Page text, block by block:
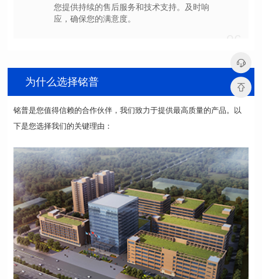
应，确保您的满意度。
为什么选择铭普
下是您选择我们的关键理由：